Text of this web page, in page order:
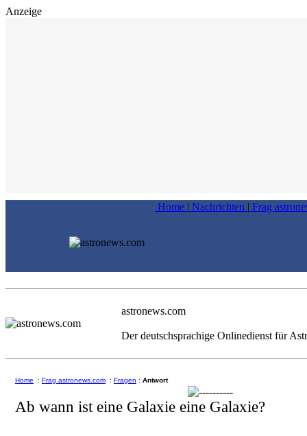
Anzeige
Home | Nachrichten | Frag
astronews.com
Der deutschsprachige Onlinedienst für
Home : Frag astronews.com : Fragen : Antwort
Ab wann ist eine Galaxie eine Galaxie?